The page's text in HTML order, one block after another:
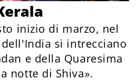
inizio di marzo, nel
si intrecciano
e della Quaresima
notte di Shiva».